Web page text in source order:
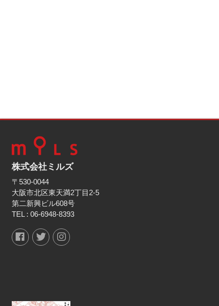
株式会社ミルズ
〒530-0044
大阪市北区東天満2丁目2-5
第二新興ビル608号
TEL : 06-6948-8393